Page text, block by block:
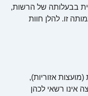
בבעלותה של הרשות,
זו. להלן חוות
(מועצות אזוריות),
אינו רשאי לכהן